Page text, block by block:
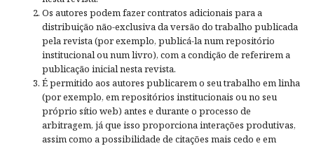
Os autores podem fazer contratos adicionais para a
distribuição não-exclusiva da versão do trabalho publicada
pela revista (por exemplo, publicá-la num repositório
institucional ou num livro), com a condição de referirem a
publicação inicial nesta revista.
É permitido aos autores publicarem o seu trabalho em linha
(por exemplo, em repositórios institucionais ou no seu
próprio sítio web) antes e durante o processo de
arbitragem, já que isso proporciona interações produtivas,
assim como a possibilidade de citações mais cedo e em